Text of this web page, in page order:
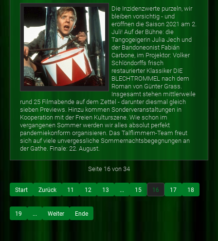
Die Inzidenzwerte purzeln, wir
bleiben vorsichtig - und
eröffnen die Saison 2021 am 2.
Juli! Auf der Bühne: die
Tangogeigerin Julia Jech und
der Bandoneonist Fabián
Carbone, im Projektor: Volker
Schlöndorffs frisch
restaurierter Klassiker DIE
BLECHTROMMEL nach dem
Roman von Günter Grass.
Insgesamt stehen mittlerweile
rund 25 Filmabende auf dem Zettel - darunter diesmal gleich
sieben Previews. Hinzu kommen Sonderveranstaltungen in
Kooperation mit der Freien Kulturszene. Wie schon im
vergangenen Sommer werden wir alles absolut perfekt
pandemiekonform organisieren. Das Talflimmern-Team freut
sich auf viele unvergessliche Sommernachtsbegegnungen an
der Gathe. Finale: 22. August.
Seite 16 von 34
Start Zurück 11 12 13 ... 15 16 17 18
19 ... Weiter Ende